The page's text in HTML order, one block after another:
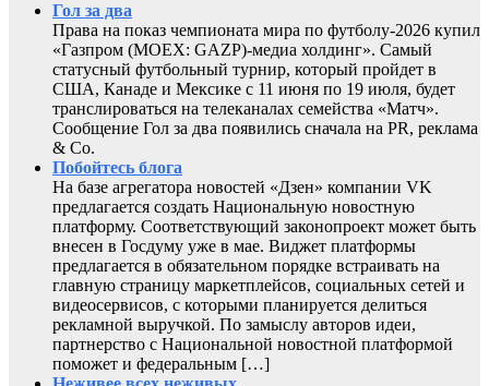
Гол за два
Права на показ чемпионата мира по футболу-2026 купил
«Газпром (MOEX: GAZP)-медиа холдинг». Самый
статусный футбольный турнир, который пройдет в
США, Канаде и Мексике с 11 июня по 19 июля, будет
транслироваться на телеканалах семейства «Матч».
Сообщение Гол за два появились сначала на PR, реклама
& Co.
Побойтесь блога
На базе агрегатора новостей «Дзен» компании VK
предлагается создать Национальную новостную
платформу. Соответствующий законопроект может быть
внесен в Госдуму уже в мае. Виджет платформы
предлагается в обязательном порядке встраивать на
главную страницу маркетплейсов, социальных сетей и
видеосервисов, с которыми планируется делиться
рекламной выручкой. По замыслу авторов идеи,
партнерство с Национальной новостной платформой
поможет и федеральным […]